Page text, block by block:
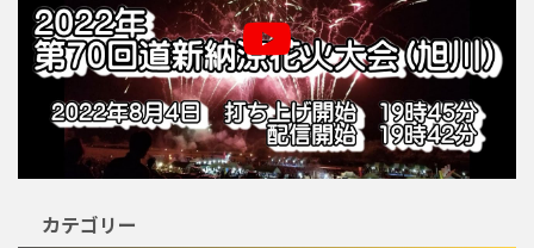
カテゴリー